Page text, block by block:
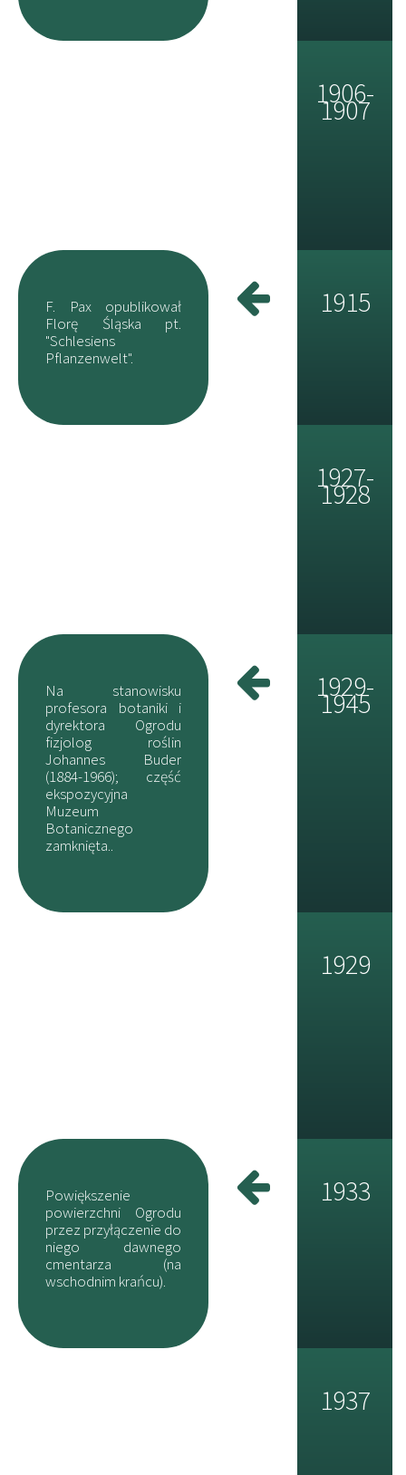
1906-
1907
F. Pax opublikował
Florę Śląska pt.
"Schlesiens
Pflanzenwelt".
1915
1927-
1928
Na stanowisku
profesora botaniki i
dyrektora Ogrodu
fizjolog roślin
Johannes Buder
(1884-1966); część
ekspozycyjna
Muzeum
Botanicznego
zamknięta..
1929-
1945
1929
Powiększenie
powierzchni Ogrodu
przez przyłączenie do
niego dawnego
cmentarza (na
wschodnim krańcu).
1933
1937